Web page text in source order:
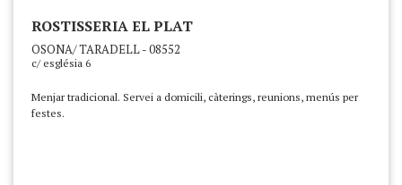
ROSTISSERIA EL PLAT
OSONA/ TARADELL - 08552
c/ església 6
Menjar tradicional. Servei a domicili, càterings, reunions, menús per
festes.